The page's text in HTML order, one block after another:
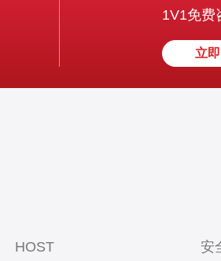
1V1免费
立
HOST 安